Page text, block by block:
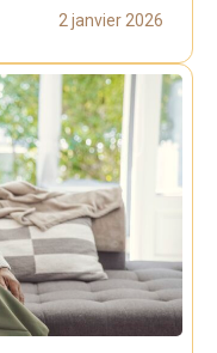
2 janvier 2026